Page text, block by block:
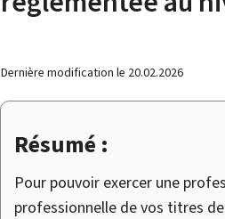
Dernière modification le 20.02.2026
Résumé :
Pour pouvoir exercer une
professionnelle de vos titres